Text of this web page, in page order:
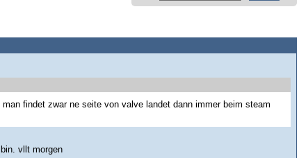
findet zwar ne seite von valve landet dann immer beim steam
vllt morgen